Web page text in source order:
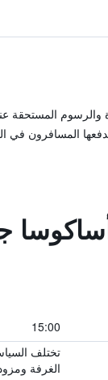
المستحقة
المسافرون في
15:00
تختلف
الغرفة